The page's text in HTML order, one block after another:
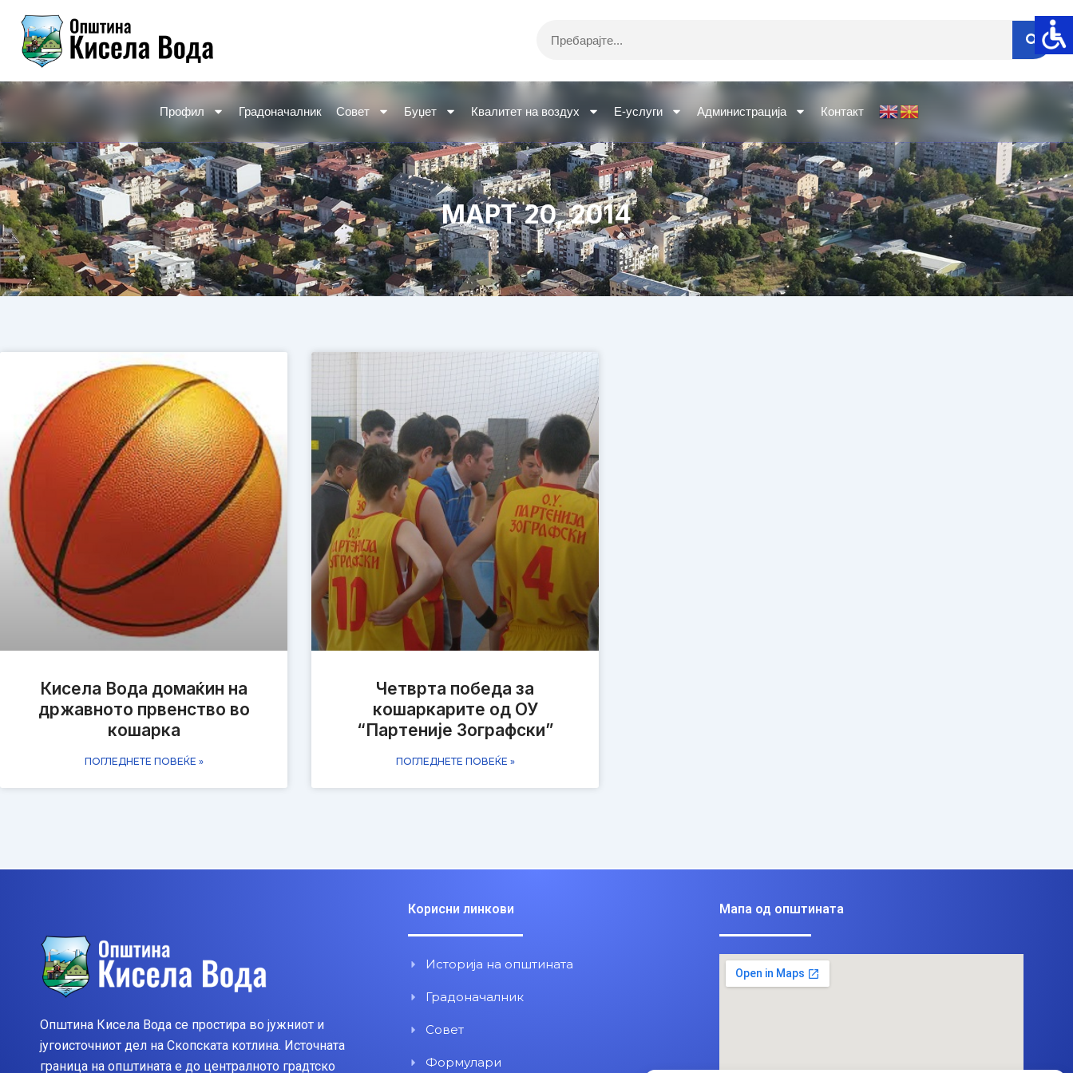
content
Профил Градоначалник Совет Буџет Квалитет на воздух Е-услуги Администрација Контакт
МАРТ 20, 2014
Кисела Вода домаќин на
државното првенство во
кошарка
ПОГЛЕДНЕТЕ ПОВЕЌЕ »
Четврта победа за
кошаркарите од ОУ
“Партеније Зографски”
ПОГЛЕДНЕТЕ ПОВЕЌЕ »
Општина Кисела Вода се простира во јужниот и
југоисточниот дел на Скопската котлина. Источната
граница на општината е до централното градтско
Корисни линкови
Историја на општината
Градоначалник
Совет
Формулари
Мапа од општината